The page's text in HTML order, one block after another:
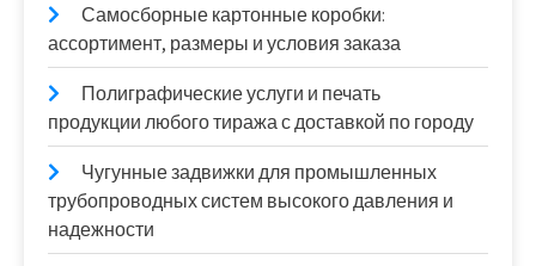
Самосборные картонные коробки:
ассортимент, размеры и условия заказа
Полиграфические услуги и печать
продукции любого тиража с доставкой по городу
Чугунные задвижки для промышленных
трубопроводных систем высокого давления и
надежности